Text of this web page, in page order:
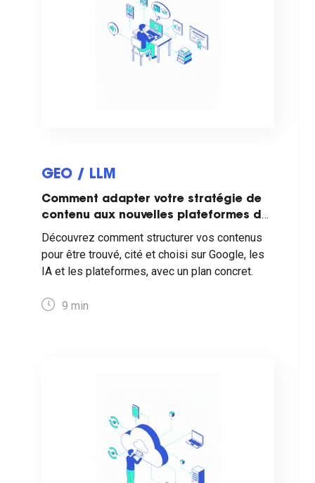
GEO / LLM
Comment adapter votre stratégie de
contenu aux nouvelles plateformes de
recherche ?
Découvrez comment structurer vos contenus
pour être trouvé, cité et choisi sur Google, les
IA et les plateformes, avec un plan concret.
9 min